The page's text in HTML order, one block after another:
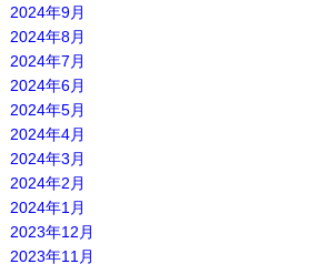
2024年9月
2024年8月
2024年7月
2024年6月
2024年5月
2024年4月
2024年3月
2024年2月
2024年1月
2023年12月
2023年11月